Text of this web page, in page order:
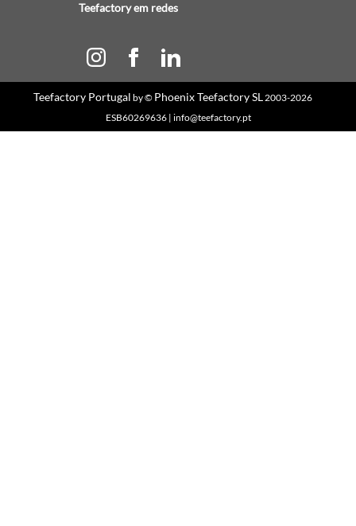
Teefactory em redes
Teefactory Portugal by © Phoenix Teefactory SL2003-2026
ESB60269636 | info@teefactory.pt